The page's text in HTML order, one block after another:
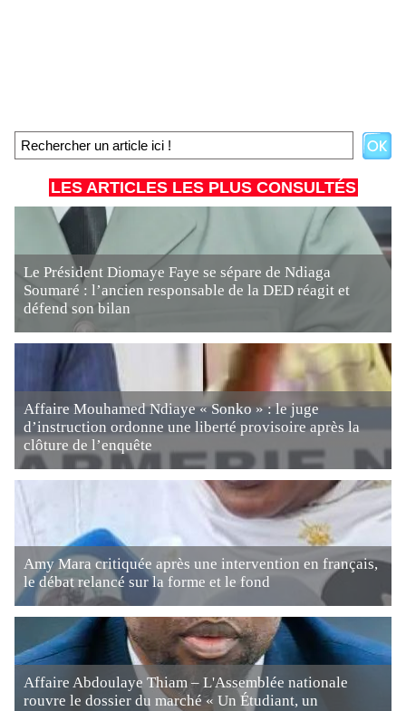
LES ARTICLES LES PLUS CONSULTÉS
Le Président Diomaye Faye se sépare de Ndiaga
Soumaré : l’ancien responsable de la DED réagit et
défend son bilan
Affaire Mouhamed Ndiaye « Sonko » : le juge
d’instruction ordonne une liberté provisoire après la
clôture de l’enquête
Amy Mara critiquée après une intervention en français,
le débat relancé sur la forme et le fond
Affaire Abdoulaye Thiam – L'Assemblée nationale
rouvre le dossier du marché « Un Étudiant, un